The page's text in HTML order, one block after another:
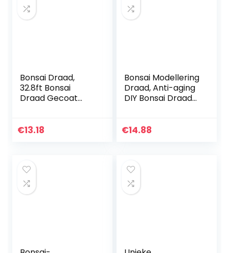
Bonsai Draad,
32.8ft Bonsai
Draad Gecoat
Handgemaakte
€13.18
Bonsai Modellering
Draad, Anti-aging
DIY Bonsai Draad
Model voor
€14.88